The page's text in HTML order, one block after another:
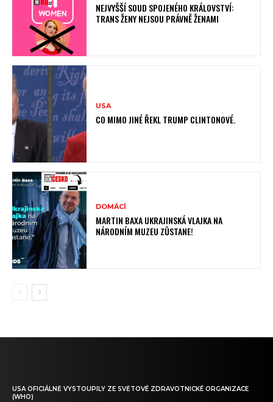
NEJVYŠŠÍ SOUD SPOJENÉHO KRÁLOVSTVÍ:
TRANS ŽENY NEJSOU PRÁVNĚ ŽENAMI
USA
CO MIMO JINÉ ŘEKL TRUMP CLINTONOVÉ.
DOMÁCÍ
MARTIN BAXA UKRAJINSKÁ VLAJKA NA
NÁRODNÍM MUZEU ZŮSTANE!
USA OFICIÁLNĚ VYSTOUPILY ZE SVĚTOVÉ ZDRAVOTNICKÉ ORGANIZACE
(WHO)